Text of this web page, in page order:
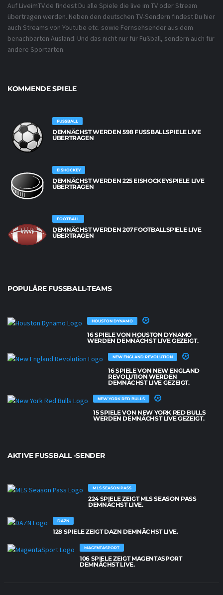
Auf LiveimTV.de findest Du alle Spiele die live im TV oder Stream
übertragen werden. Neben den deutschen TV-Sendern findest Du hier
auch Streams von Youtube etc. sowie Fernsehsender aus dem
benachbarten Ausland. Und das nicht nur für Fußball, sondern auch für
andere Sportarten.
KOMMENDE SPIELE
FUSSBALL
DEMNÄCHST WERDEN 598 FUSSBALLSPIELE LIVE Ü
BERTRAGEN
EISHOCKEY
DEMNÄCHST WERDEN 225 EISHOCKEYSPIELE LIVE
ÜBERTRAGEN
FOOTBALL
DEMNÄCHST WERDEN 207 FOOTBALLSPIELE LIVE
ÜBERTRAGEN
POPULÄRE FUSSBALL-TEAMS
HOUSTON DYNAMO
16 SPIELE VON HOUSTON DYNAMO
WERDEN DEMNÄCHST LIVE GEZEIGT.
NEW ENGLAND REVOLUTION
16 SPIELE VON NEW ENGLAND
REVOLUTION WERDEN
DEMNÄCHST LIVE GEZEIGT.
NEW YORK RED BULLS
15 SPIELE VON NEW YORK RED BULLS
WERDEN DEMNÄCHST LIVE GEZEIGT.
AKTIVE FUSSBALL -SENDER
MLS SEASON PASS
224 SPIELE ZEIGT MLS SEASON PASS
DEMNÄCHST LIVE.
DAZN
128 SPIELE ZEIGT DAZN DEMNÄCHST LIVE.
MAGENTASPORT
106 SPIELE ZEIGT MAGENTASPORT
DEMNÄCHST LIVE.